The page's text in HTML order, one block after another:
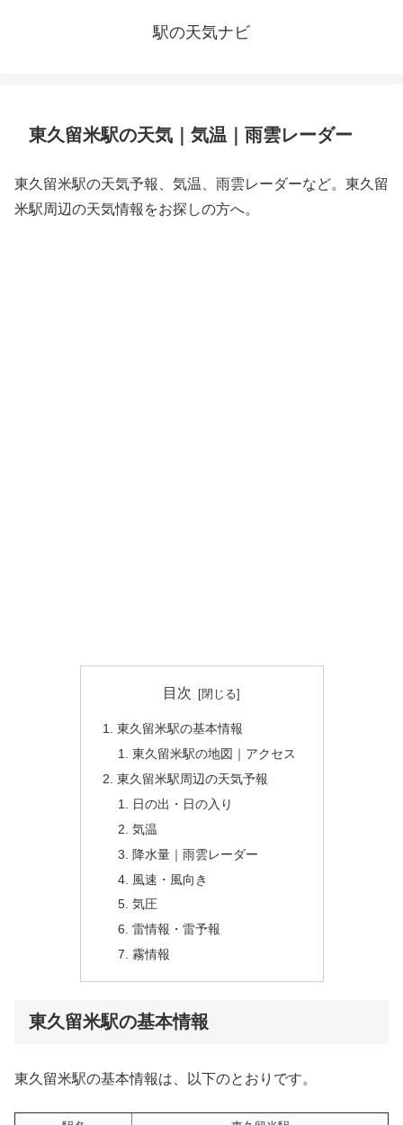
駅の天気ナビ
東久留米駅の天気｜気温｜雨雲レーダー
東久留米駅の天気予報、気温、雨雲レーダーなど。東久留
米駅周辺の天気情報をお探しの方へ。
目次
東久留米駅の基本情報
東久留米駅の地図｜アクセス
東久留米駅周辺の天気予報
日の出・日の入り
気温
降水量｜雨雲レーダー
風速・風向き
気圧
雷情報・雷予報
霧情報
東久留米駅の基本情報
東久留米駅の基本情報は、以下のとおりです。